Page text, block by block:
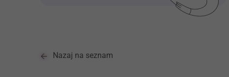
Nazaj na seznam